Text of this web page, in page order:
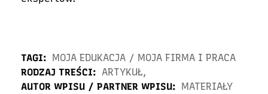
TAGI: MOJA EDUKACJA / MOJA FIRMA I PRACA
RODZAJ TREŚCI: ARTYKUŁ,
AUTOR WPISU / PARTNER WPISU: MATERIAŁY